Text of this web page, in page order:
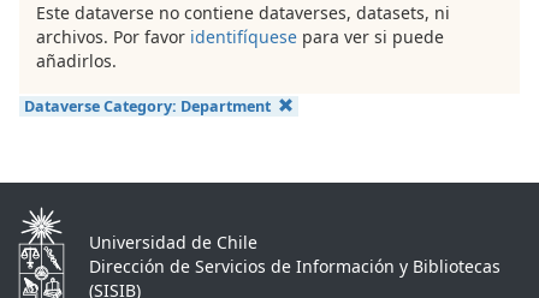
Este dataverse no contiene dataverses, datasets, ni
archivos. Por favor identifíquese para ver si puede
añadirlos.
Dataverse Category: Department
Universidad de Chile
Dirección de Servicios de Información y Bibliotecas
(SISIB)